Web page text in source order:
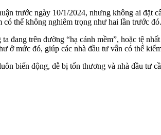
trước ngày 10/1/2024, nhưng không ai đặt
thể không nghiêm trọng như hai lần trước đó.
đang trên đường “hạ cánh mềm”, hoặc tệ
ở mức đó, giúp các nhà đầu tư vẫn có thể
biến động, dễ bị tổn thương và nhà đầu tư